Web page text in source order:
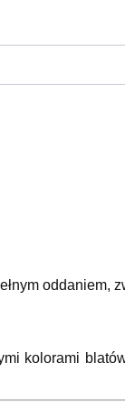
oddaniem,
kolorami